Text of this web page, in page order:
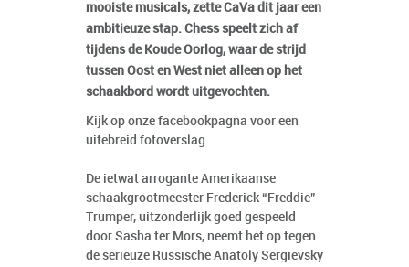
mooiste musicals, zette CaVa dit jaar een
ambitieuze stap. Chess speelt zich af
tijdens de Koude Oorlog, waar de strijd
tussen Oost en West niet alleen op het
schaakbord wordt uitgevochten.
Kijk op onze facebookpagna voor een
uitebreid fotoverslag
De ietwat arrogante Amerikaanse
schaakgrootmeester Frederick “Freddie”
Trumper, uitzonderlijk goed gespeeld
door Sasha ter Mors, neemt het op tegen
de serieuze Russische Anatoly Sergievsky